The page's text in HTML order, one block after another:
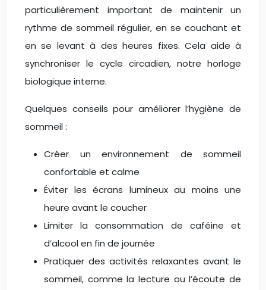
particulièrement important de maintenir un
rythme de sommeil régulier, en se couchant et
en se levant à des heures fixes. Cela aide à
synchroniser le cycle circadien, notre horloge
biologique interne.
Quelques conseils pour améliorer l’hygiène de
sommeil :
Créer un environnement de sommeil
confortable et calme
Éviter les écrans lumineux au moins une
heure avant le coucher
Limiter la consommation de caféine et
d’alcool en fin de journée
Pratiquer des activités relaxantes avant le
sommeil, comme la lecture ou l’écoute de